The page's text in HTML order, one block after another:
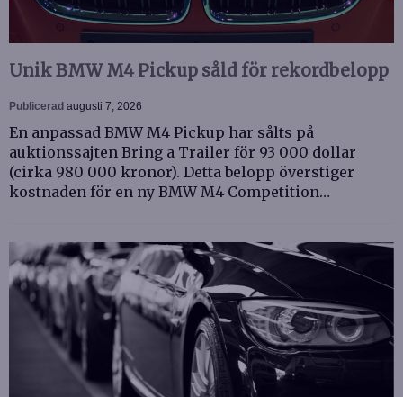
Unik BMW M4 Pickup såld för rekordbelopp
Publicerad augusti 7, 2026
En anpassad BMW M4 Pickup har sålts på
auktionssajten Bring a Trailer för 93 000 dollar
(cirka 980 000 kronor). Detta belopp överstiger
kostnaden för en ny BMW M4 Competition…